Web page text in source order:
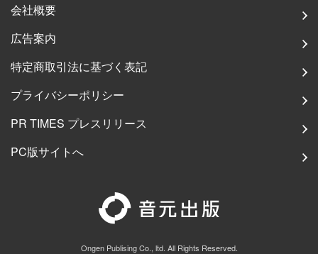
会社概要
広告案内
特定商取引法に基づく表記
プライバシーポリシー
PR TIMES プレスリリース
PC版サイトへ
Ongen Publising Co., ltd. All Rights Reserved.